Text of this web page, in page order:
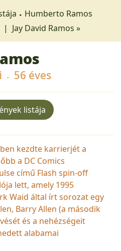
Humberto Ramos
| Jay David Ramos »
56 éves
listája
kezdte karrierjét a
a DC Comics
című Flash spin-off
lett, amely 1995
Waid által írt sorozat egy
Barry Allen (a második
és a nehézségeit
alabamai